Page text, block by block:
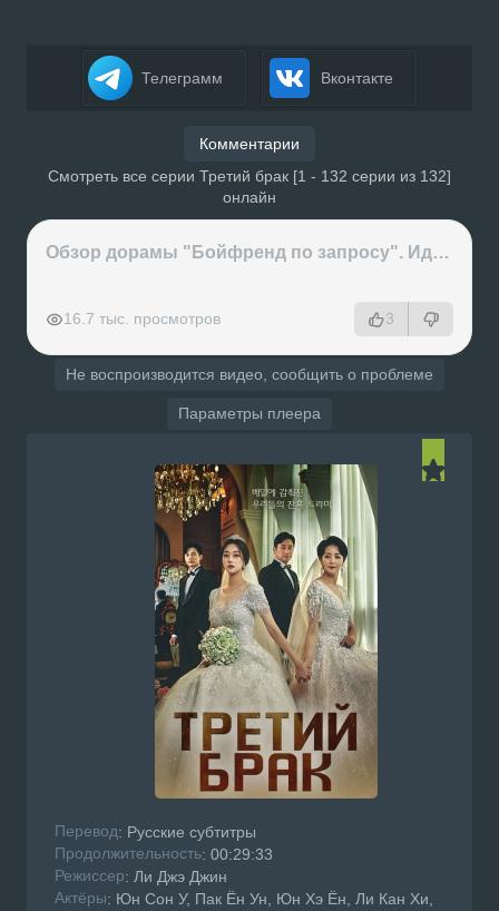
Телеграмм Вконтакте
Комментарии
Смотреть все серии Третий брак [1 - 132 серии из 132]
онлайн
Обзор дорамы "Бойфренд по запросу". Идеальный парень за деньги или обычные отношения?
16.7 тыс. просмотров 3
Не воспроизводится видео, сообщить о проблеме
Параметры плеера
Перевод: Русские субтитры
Продолжительность: 00:29:33
Режисcер: Ли Джэ Джин
Актёры: Юн Сон У, Пак Ён Ун, Юн Хэ Ён, Ли Кан Хи,